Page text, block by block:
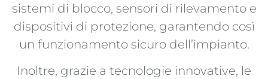
sistemi di blocco, sensori di rilevamento e
dispositivi di protezione, garantendo così
un funzionamento sicuro dell’impianto.
Inoltre, grazie a tecnologie innovative, le